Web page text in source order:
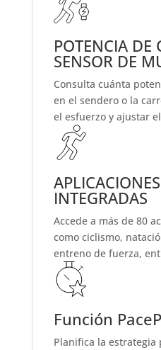
POTENCIA DE
SENSOR DE
Consulta cuánta
en el sendero o la
el esfuerzo y ajustar
INTEGRADAS
Accede a más de 80
como ciclismo,
entreno de fuerza,
Función
Planifica la estrategia